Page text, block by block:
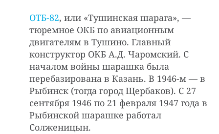
ОТБ-82, или «Тушинская шарага», —
тюремное ОКБ по авиационным
двигателям в Тушино. Главный
конструктор ОКБ А.Д. Чаромский. С
началом войны шарашка была
перебазирована в Казань. В 1946-м — в
Рыбинск (тогда город Щербаков). С 27
сентября 1946 по 21 февраля 1947 года в
Рыбинской шарашке работал
Солженицын.